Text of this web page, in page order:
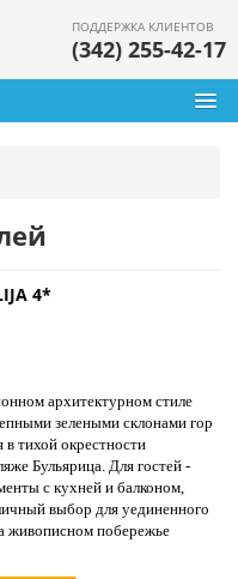
ПОДДЕРЖКА КЛИЕНТОВ
(342) 255-42-17
4*
архитектурном стиле
зелеными склонами гор
тихой окрестности
Бульярица. Для гостей -
с кухней и балконом,
выбор для уединенного
живописном побережье